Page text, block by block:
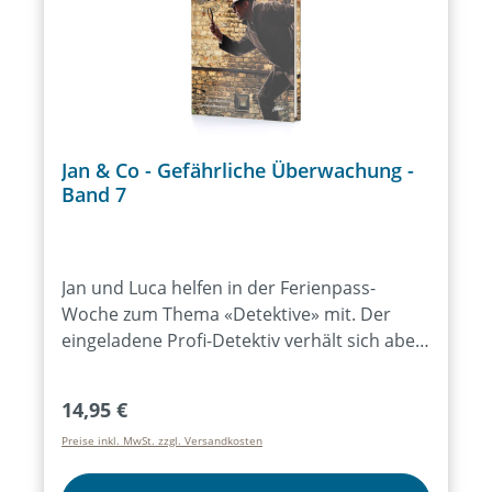
auch eine neue Sicht auf ihr Leben. Für
Teens ab 10 Jahren
Jan & Co - Gefährliche Überwachung -
Band 7
Jan und Luca helfen in der Ferienpass-
Woche zum Thema «Detektive» mit. Der
eingeladene Profi-Detektiv verhält sich aber
einer Übung ein leerstehendes
Fabrikgebäude beobachten, werden Jan und
Luca von Rockern auf Motorrädern
Regulärer Preis:
14,95 €
Preise inkl. MwSt. zzgl. Versandkosten